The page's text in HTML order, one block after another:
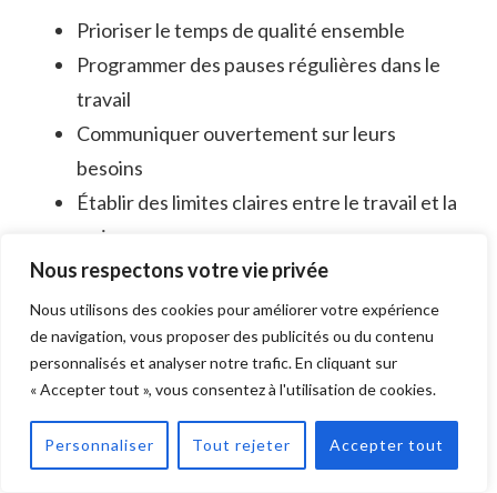
Nous respectons votre vie privée
Nous utilisons des cookies pour améliorer votre expérience
de navigation, vous proposer des publicités ou du contenu
personnalisés et analyser notre trafic. En cliquant sur
« Accepter tout », vous consentez à l'utilisation de cookies.
Personnaliser Tout rejeter Accepter tout
Prioriser le temps de qualité ensemble
Programmer des pauses régulières dans le
travail
Communiquer ouvertement sur leurs
besoins
Établir des limites claires entre le travail et la
maison
Participer à des projets créatifs communs
Aspirations futures : Que
nous réserve l’avenir pour
Teboul et Seydoux
Alors qu’ils envisagent l’avenir, Teboul et Seydoux